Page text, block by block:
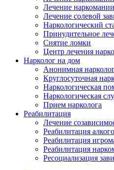
Лечение
Лечение солевой
Наркологический
Принудительное
Снятие ломки
Центр лечения
Нарколог на дом
Анонимная
Круглосуточная
Наркологическая
Наркологическая
Прием нарколога
Реабилитация
Лечение
Реабилитация
Реабилитация
Реабилитация
Ресоциализация